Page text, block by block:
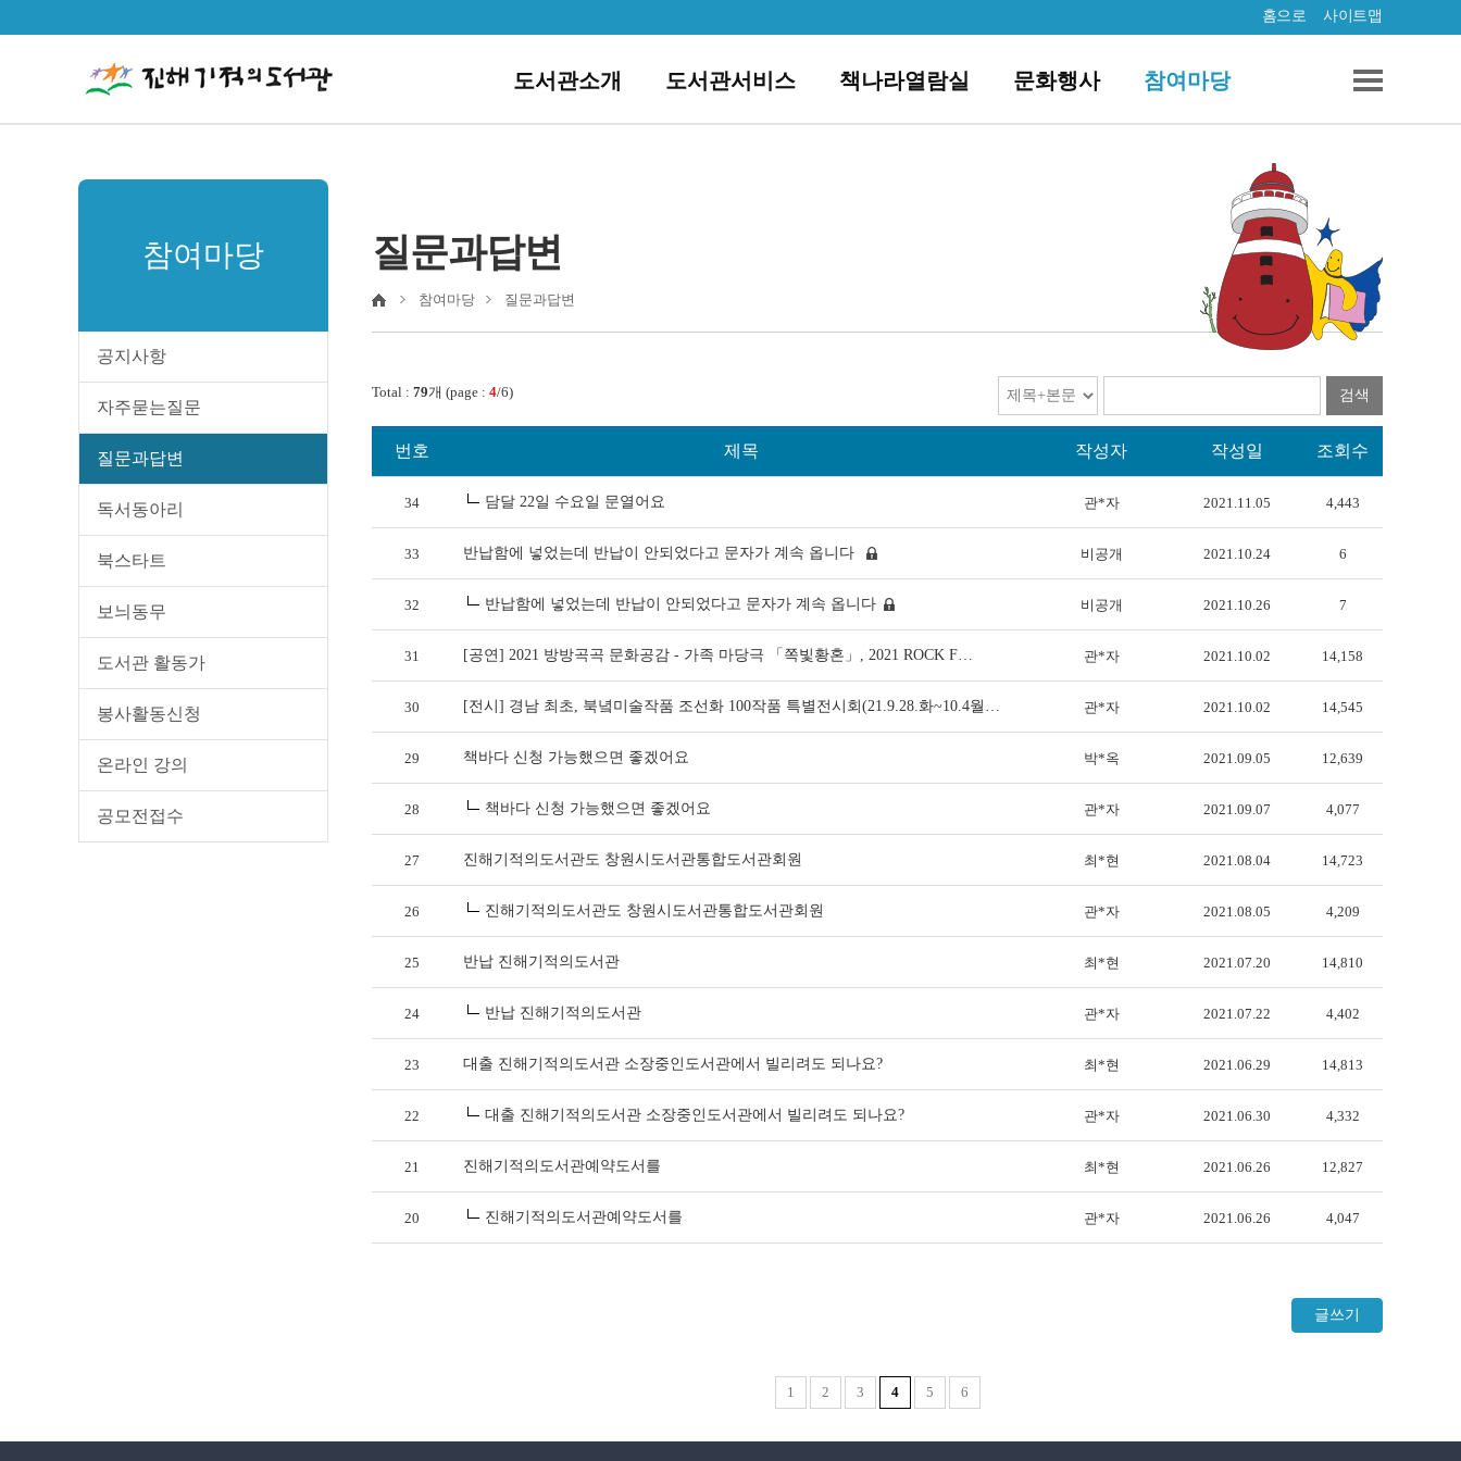
홈으로 사이트맵
도서관소개 도서관서비스 책나라열람실 문화행사 참여마당
참여마당
공지사항
자주묻는질문
질문과답변
독서동아리
북스타트
보늬동무
도서관 활동가
봉사활동신청
온라인 강의
공모전접수
질문과답변
참여마당 질문과답변
Total : 79개 (page : 4/6) 검색
번호 제목 작성자 작성일 조회수
34 담달 22일 수요일 문열어요 관*자 2021.11.05 4,443
33 반납함에 넣었는데 반납이 안되었다고 문자가 계속 옵니다 비공개 2021.10.24 6
32 반납함에 넣었는데 반납이 안되었다고 문자가 계속 옵니다 비공개 2021.10.26 7
31 [공연] 2021 방방곡곡 문화공감 - 가족 마당극 「쪽빛황혼」, 2021 ROCK F… 관*자 2021.10.02 14,158
30 [전시] 경남 최초, 북녘미술작품 조선화 100작품 특별전시회(21.9.28.화~10.4월… 관*자 2021.10.02 14,545
29 책바다 신청 가능했으면 좋겠어요 박*옥 2021.09.05 12,639
28 책바다 신청 가능했으면 좋겠어요 관*자 2021.09.07 4,077
27 진해기적의도서관도 창원시도서관통합도서관회원 최*현 2021.08.04 14,723
26 진해기적의도서관도 창원시도서관통합도서관회원 관*자 2021.08.05 4,209
25 반납 진해기적의도서관 최*현 2021.07.20 14,810
24 반납 진해기적의도서관 관*자 2021.07.22 4,402
23 대출 진해기적의도서관 소장중인도서관에서 빌리려도 되나요? 최*현 2021.06.29 14,813
22 대출 진해기적의도서관 소장중인도서관에서 빌리려도 되나요? 관*자 2021.06.30 4,332
21 진해기적의도서관예약도서를 최*현 2021.06.26 12,827
20 진해기적의도서관예약도서를 관*자 2021.06.26 4,047
글쓰기
1 2 3 4 5 6